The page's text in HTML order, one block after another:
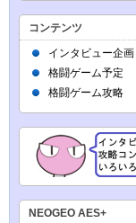
コンテンツ
インタビュー企画
格闘ゲーム予定
格闘ゲーム攻略
NEOGEO AES+